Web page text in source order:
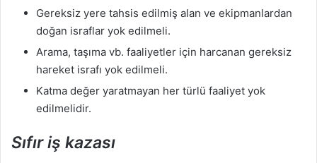
Gereksiz yere tahsis edilmiş alan ve ekipmanlardan
doğan israflar yok edilmeli.
Arama, taşıma vb. faaliyetler için harcanan gereksiz
hareket israfı yok edilmeli.
Katma değer yaratmayan her türlü faaliyet yok
edilmelidir.
Sıfır iş kazası